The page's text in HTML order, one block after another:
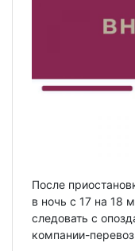
После
в ночь с 17 на 18
следовать с
компании-